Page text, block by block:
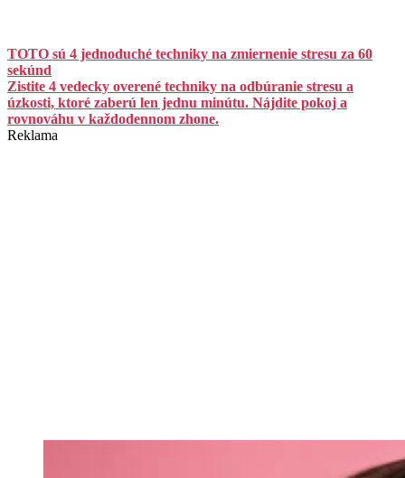
TOTO sú 4 jednoduché techniky na zmiernenie stresu za 60
sekúnd
Zistite 4 vedecky overené techniky na odbúranie stresu a
úzkosti, ktoré zaberú len jednu minútu. Nájdite pokoj a
rovnováhu v každodennom zhone.
Reklama